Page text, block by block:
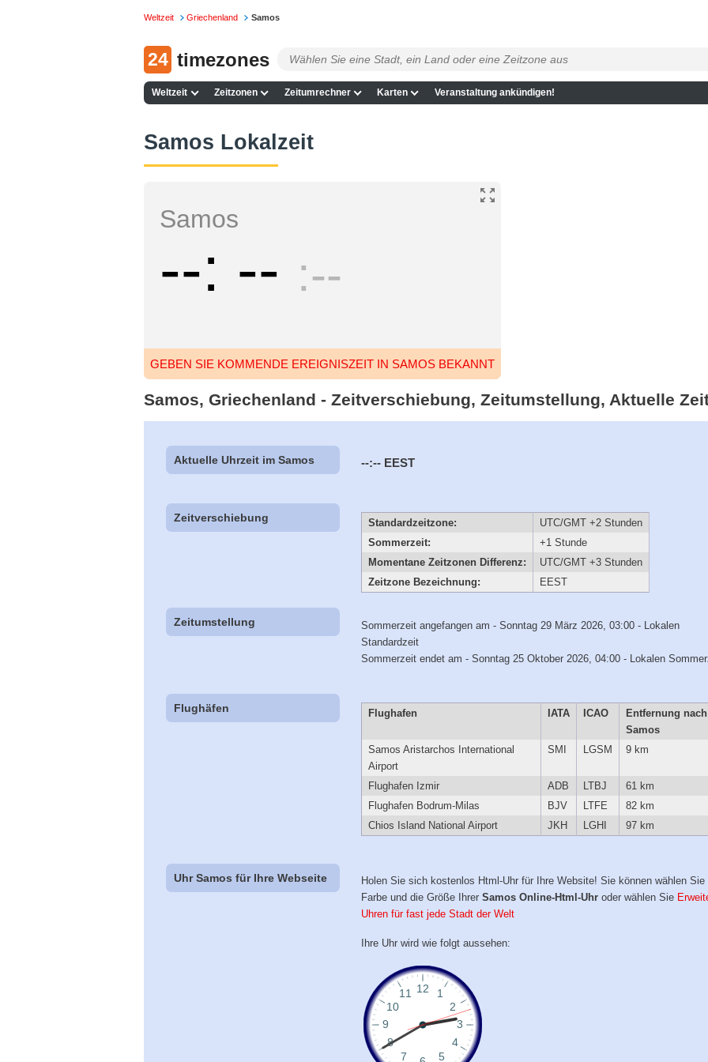
Weltzeit Griechenland Samos
24 timezones
Weltzeit Zeitzonen Zeitumrechner Karten Veranstaltung ankündigen!
Samos Lokalzeit
Samos
-- -- --
GEBEN SIE KOMMENDE EREIGNISZEIT IN SAMOS BEKANNT
Samos, Griechenland - Zeitverschiebung, Zeitumstellung, Aktuelle
Aktuelle Uhrzeit im Samos --:-- EEST
Zeitverschiebung Standardzeitzone:
UTC/GMT +2 Stunden
Sommerzeit:
+1 Stunde
Momentane Zeitzonen Differenz:
UTC/GMT +3 Stunden
Zeitzone Bezeichnung:
EEST
Zeitumstellung
Sommerzeit angefangen am - Sonntag 29 März 2026, 03:00 - Lokalen
Standardzeit
Sommerzeit endet am - Sonntag 25 Oktober 2026, 04:00 - Lokalen
Flughäfen Flughafen IATA ICAO
Entfernung nach
Samos
Samos Aristarchos International
Airport
SMI LGSM 9 km
Flughafen Izmir ADB LTBJ
61 km
Flughafen Bodrum-Milas
BJV LTFE
82 km
Chios Island National Airport
JKH LGHI 97 km
Uhr Samos für Ihre Webseite
Holen Sie sich kostenlos Html-Uhr für Ihre Website! Sie können wählen Sie
Farbe und die Größe IhrerSamos Online-Html-Uhr oder wählen Sie
Uhren für fast jede Stadt der Welt
Ihre Uhr wird wie folgt aussehen: